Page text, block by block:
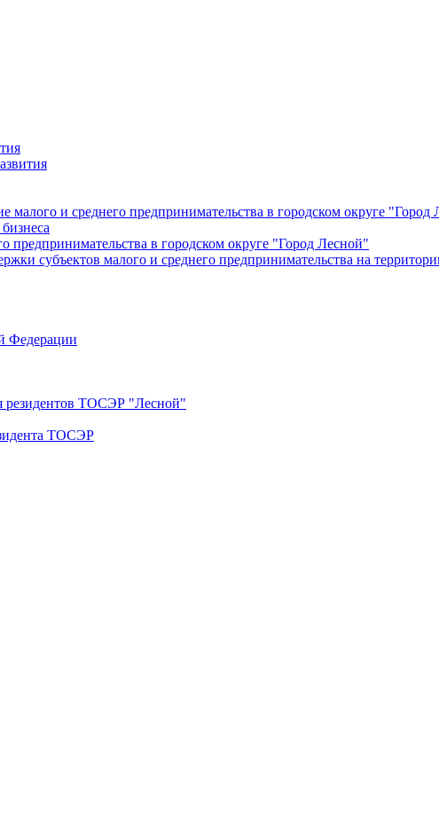
малого и среднего предпринимательства в городском округе "Город
предпринимательства в городском округе "Город Лесной"
субъектов малого и среднего предпринимательства на
Федерации
резидентов ТОСЭР "Лесной"
ТОСЭР